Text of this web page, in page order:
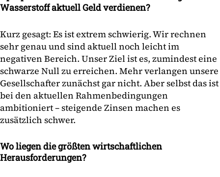
Wasserstoff aktuell Geld verdienen?
Kurz gesagt: Es ist extrem schwierig. Wir rechnen
sehr genau und sind aktuell noch leicht im
negativen Bereich. Unser Ziel ist es, zumindest eine
schwarze Null zu erreichen. Mehr verlangen unsere
Gesellschafter zunächst gar nicht. Aber selbst das ist
bei den aktuellen Rahmenbedingungen
ambitioniert – steigende Zinsen machen es
zusätzlich schwer.
Wo liegen die größten wirtschaftlichen
Herausforderungen?